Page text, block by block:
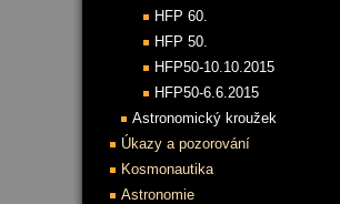
HFP 60.
HFP 50.
HFP50-10.10.2015
HFP50-6.6.2015
Astronomický kroužek
Úkazy a pozorování
Kosmonautika
Astronomie